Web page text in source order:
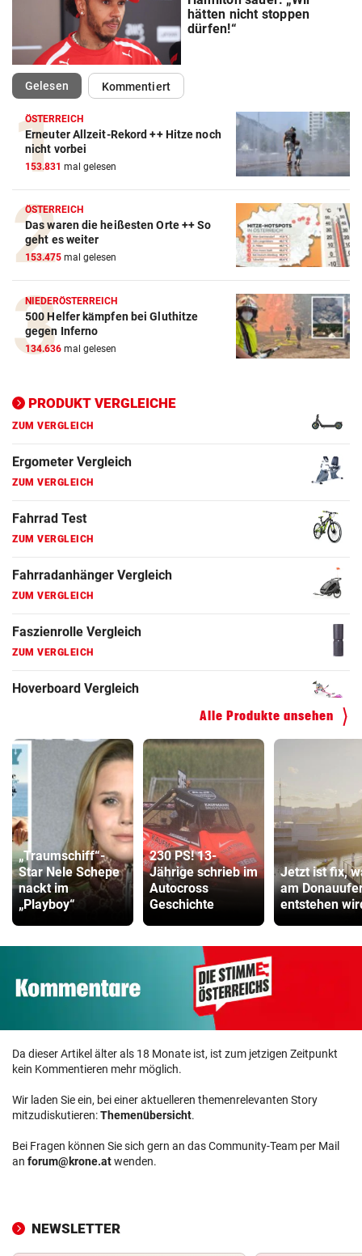
hätten nicht stoppen
dürfen!“
Gelesen(ausgewählt)Kommentiert
ÖSTERREICH
Erneuter Allzeit-Rekord ++ Hitze noch
nicht vorbei
153.831 mal gelesen
ÖSTERREICH
Das waren die heißesten Orte ++ So
geht es weiter
153.475 mal gelesen
NIEDERÖSTERREICH
500 Helfer kämpfen bei Gluthitze
gegen Inferno
134.636 mal gelesen
PRODUKT VERGLEICHE
Action-Cam Vergleich
ZUM VERGLEICH
Crosstrainer Vergleich
ZUM VERGLEICH
E-Bike Vergleich
ZUM VERGLEICH
Elektro-Scooter Vergleich
ZUM VERGLEICH
ZUM VERGLEICH
Fahrrad Test
Fahrradanhänger Vergleich
Faszienrolle Vergleich
Hoverboard Vergleich
Kinderfahrrad Vergleich
Alle Produkte ansehen
„Traumschiff“-
Star Nele Schepe
nackt im
„Playboy“
230 PS! 13-
Jährige schrieb im
Autocross
Geschichte
Jetzt ist fix,
am
entstehen
Da dieser Artikel älter als 18 Monate ist, ist zum jetzigen Zeitpunkt
kein Kommentieren mehr möglich.
Wir laden Sie ein, bei einer aktuelleren themenrelevanten Story
mitzudiskutieren:Themenübersicht.
Bei Fragen können Sie sich gern an das Community-Team per Mail
an forum@krone.atwenden.
NEWSLETTER